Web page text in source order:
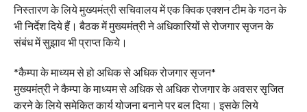
निस्तारण के लिये मुख्यमंत्री सचिवालय में एक क्विक एक्शन टीम के गठन के
भी निर्देश दिये हैं। बैठक में मुख्यमंत्री ने अधिकारियों से रोजगार सृजन के
संबंध में सुझाव भी प्राप्त किये।
*कैम्पा के माध्यम से हो अधिक से अधिक रोजगार सृजन*
मुख्यमंत्री ने कैम्पा के माध्यम से अधिक से अधिक रोजगार के अवसर सृजित
करने के लिये समेकित कार्य योजना बनाने पर बल दिया। इसके लिये